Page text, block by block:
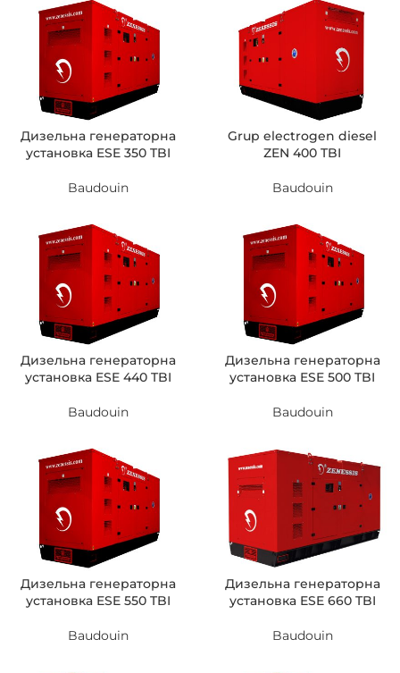
Дизельна генераторна
установка ESE 350 TBI
Baudouin
Grup electrogen diesel
ZEN 400 TBI
Baudouin
Дизельна генераторна
установка ESE 440 TBI
Baudouin
Дизельна генераторна
установка ESE 500 TBI
Baudouin
Дизельна генераторна
установка ESE 550 TBI
Baudouin
Дизельна генераторна
установка ESE 660 TBI
Baudouin